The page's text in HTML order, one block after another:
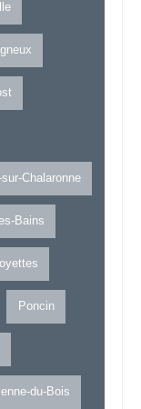
Chalaronne
Bains
Poncin
du-Bois